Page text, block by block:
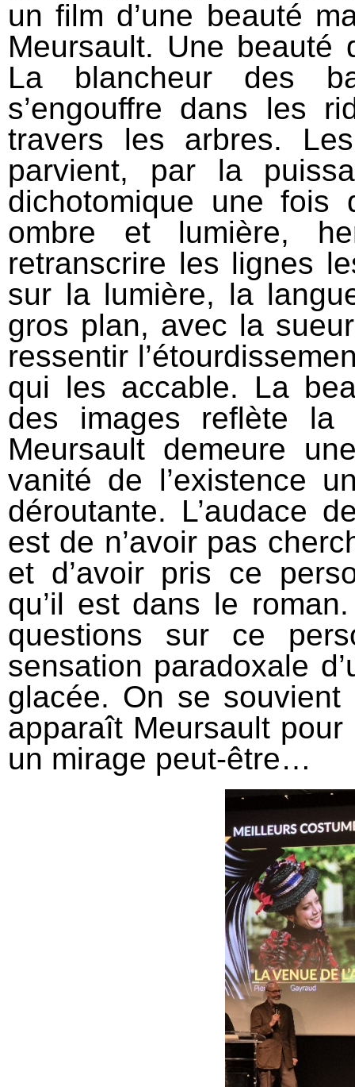
un film d’une beauté
Meursault. Une beauté
La blancheur des
s’engouffre dans les
travers les arbres.
parvient, par la
dichotomique une
ombre et lumière,
retranscrire les lignes
sur la lumière, la
gros plan, avec la
ressentir
qui les accable. La
des images reflète la
Meursault demeure
vanité de l’existence
déroutante. L’audace
est de n’avoir pas
et d’avoir pris ce
qu’il est dans le
questions sur ce
sensation paradoxale
glacée. On se
apparaît Meursault
un mirage peut-être…